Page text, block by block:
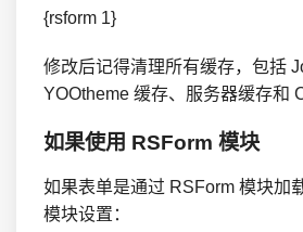
{rsform 1}
修改后记得清理所有缓存，包括
YOOtheme 缓存、服务器缓存和
如果使用 RSForm 模块
如果表单是通过 RSForm 模块加
模块设置：